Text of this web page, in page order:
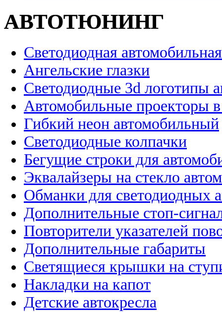
АВТОТЮНИНГ
Светодиодная
Ангельские глазки
Светодиодные 3d логотипы
Автомобильные проекторы
Гибкий неон автомобильный
Светодиодные колпачки
Бегущие строки для
Эквалайзеры на стекло
Обманки для светодиодных
Дополнительные стоп-
Повторители указателей
Дополнительные габариты
Светящиеся крышки на
Накладки на капот
Детские автокресла